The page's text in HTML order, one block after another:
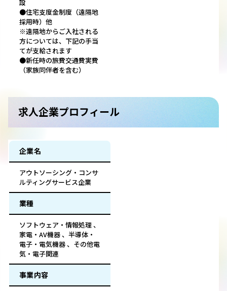
設
●住宅支度金制度（遠隔地
採用時）他
※遠隔地からご入社される
方については、下記の手当
てが支給されます
●新任時の旅費交通費実費
（家族同伴者を含む）
求人企業プロフィール
企業名
アウトソーシング・コンサ
ルティングサービス企業
業種
ソフトウェア・情報処理 、
家電・AV機器 、半導体・
電子・電気機器 、その他電
気・電子関連
事業内容